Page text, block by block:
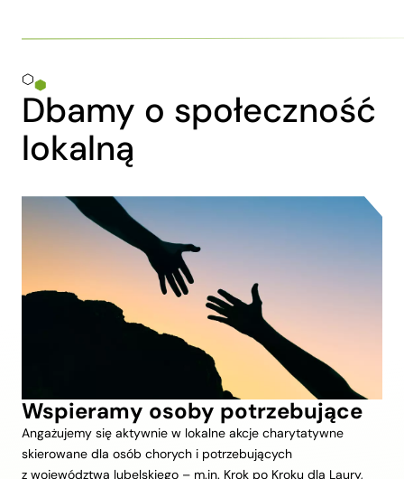
Dbamy o społeczność
lokalną
Wspieramy osoby potrzebujące
Angażujemy się aktywnie w lokalne akcje charytatywne
skierowane dla osób chorych i potrzebujących
z województwa lubelskiego – m.in. Krok po Kroku dla Laury,